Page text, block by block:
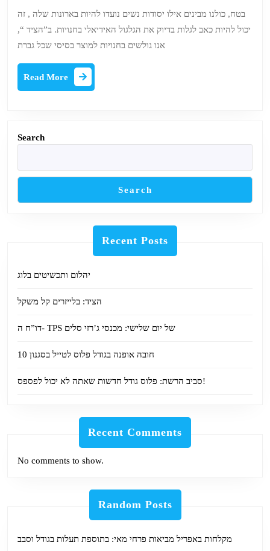
בלייזרים
קל
משקל
בטח, כולנו מבינים אילו יסודות נשים נועדו להיות בארונות שלה , זה
יכול להיות כאב לגלות בדיוק את הגלגול האידיאלי בחנויות. ב”הציד “,
אנו גולשים בחנויות למוצר בסיסי שכל גברת
Read More
More
Search
Search
Recent Posts
יהלום ותכשיטים בלוג
הציד: בלייזרים קל משקל
דו”ח ה- TPS של יום שלישי: מכנסי ג’רזי סלים
10 חובה אופנה בגודל פלוס לטייל בסגנון
סביב הרשת: פלוס גודל חדשות שאתה לא יכול לפספס!
Recent Comments
No comments to show.
Random Posts
מקלחות באפריל מביאות פרחי מאי: בתוספת תעלות בגודל וסבב